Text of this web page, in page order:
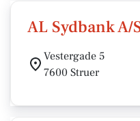
AL Sydbank A/
Vestergade 5
7600 Struer